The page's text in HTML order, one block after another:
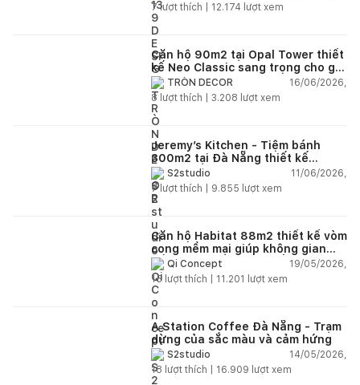
7lượt thích | 12.174 lượt xem
Căn hộ 90m2 tại Opal Tower thiết
kế Neo Classic sang trọng cho gia
đình trẻ
TRÒN DECOR
16/06/2026,
8 lượt thích | 3.208 lượt xem
Jeremy’s Kitchen - Tiệm bánh
300m2 tại Đà Nẵng thiết kế
phong cách công nghiệp hiện đại
ngập tràn ánh sáng tự nhiên
S2studio
11/06/2026,
7lượt thích | 9.855 lượt xem
Căn hộ Habitat 88m2 thiết kế vòm
cong mềm mại giúp không gian
sống hiện đại trở nên ấm áp hơn
Qi Concept
19/05/2026,
15 lượt thích | 11.201 lượt xem
A Station Coffee Đà Nẵng - Trạm
dừng của sắc màu và cảm hứng
S2studio
14/05/2026,
18 lượt thích | 16.909 lượt xem